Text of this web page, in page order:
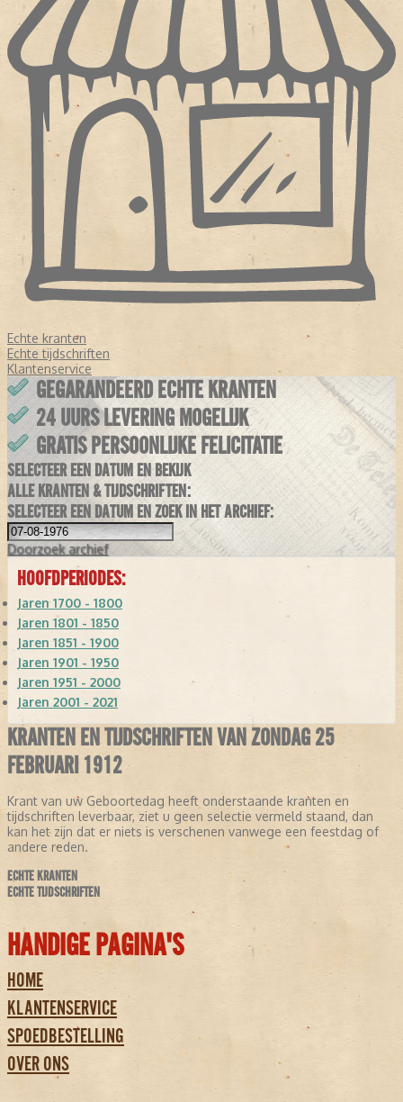
Echte kranten
Echte tijdschriften
Klantenservice
GEGARANDEERD ECHTE KRANTEN
24 UURS LEVERING MOGELIJK
GRATIS PERSOONLIJKE FELICITATIE
SELECTEER EEN DATUM EN BEKIJK
ALLE KRANTEN & TIJDSCHRIFTEN:
SELECTEER EEN DATUM EN ZOEK IN HET ARCHIEF:
Doorzoek archief
HOOFDPERIODES:
Jaren 1700 - 1800
Jaren 1801 - 1850
Jaren 1851 - 1900
Jaren 1901 - 1950
Jaren 1951 - 2000
Jaren 2001 - 2021
KRANTEN EN TIJDSCHRIFTEN VAN ZONDAG 25
FEBRUARI 1912
Krant van uw Geboortedag heeft onderstaande kranten en
tijdschriften leverbaar, ziet u geen selectie vermeld staand, dan
kan het zijn dat er niets is verschenen vanwege een feestdag of
andere reden.
ECHTE KRANTEN
ECHTE TIJDSCHRIFTEN
HANDIGE PAGINA'S
HOME
KLANTENSERVICE
SPOEDBESTELLING
OVER ONS